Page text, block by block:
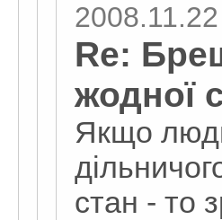
Re:
жодної
Якщо
стан - то